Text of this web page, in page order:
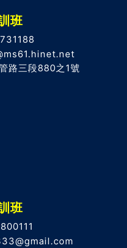
班
路三段880之1號
班